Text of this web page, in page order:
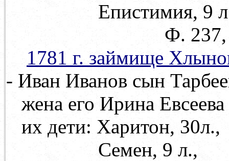
Епистимия, 9
Ф. 237, оп. 71,
1781 г. займище
- Иван Иванов сын
жена его Ирина Евсеева
их дети: Харитон, 30л.,
Семен, 9 л.,